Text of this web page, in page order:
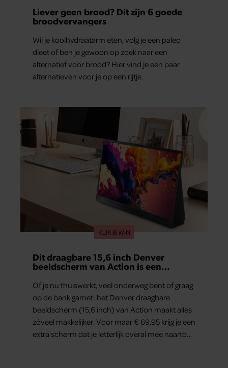
Liever geen brood? Dít zijn 6 goede
broodvervangers
Wil je koolhydraatarm eten, volg je een paleo
dieet of ben je gewoon op zoek naar een
alternatief voor brood? Hier vind je een paar
alternatieven voor je op een rijtje.
KLIK & WIN
Dit draagbare 15,6 inch Denver
beeldscherm van Action is een
binge-watchers
Of je nu thuiswerkt, veel onderweg bent of graag
op de bank gamet: het Denver draagbare
beeldscherm (15,6 inch) van Action maakt alles
zóveel makkelijker. Voor maar € 69,95 krijg je een
extra scherm dat je letterlijk overal mee naartoe